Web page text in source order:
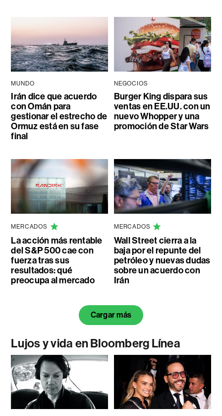
MUNDO
Irán dice que acuerdo
con Omán para
gestionar el estrecho de
Ormuz está en su fase
final
NEGOCIOS
Burger King dispara sus
ventas en EE.UU. con un
nuevo Whopper y una
promoción de Star Wars
MERCADOS
La acción más rentable
del S&P 500 cae con
fuerza tras sus
resultados: qué
preocupa al mercado
MERCADOS
Wall Street cierra a la
baja por el repunte del
petróleo y nuevas dudas
sobre un acuerdo con
Irán
Cargar más
Lujos y vida en Bloomberg Línea